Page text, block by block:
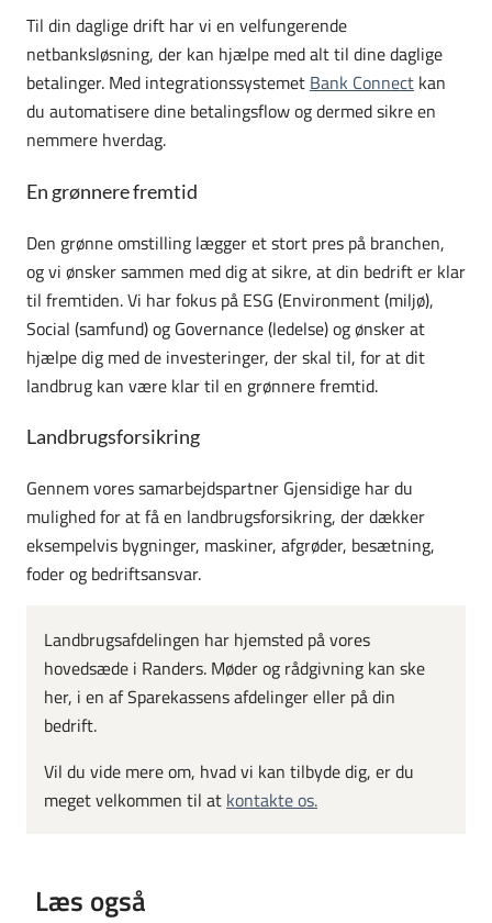
Til din daglige drift har vi en velfungerende
netbanksløsning, der kan hjælpe med alt til dine daglige
betalinger. Med integrationssystemet Bank Connect kan
du automatisere dine betalingsflow og dermed sikre en
nemmere hverdag.
En grønnere fremtid
Den grønne omstilling lægger et stort pres på branchen,
og vi ønsker sammen med dig at sikre, at din bedrift er klar
til fremtiden. Vi har fokus på ESG (Environment (miljø),
Social (samfund) og Governance (ledelse)og ønsker at
hjælpe dig med de investeringer, der skal til, for at dit
landbrug kan være klar til en grønnere fremtid.
Landbrugsforsikring
Gennem vores samarbejdspartner Gjensidige har du
mulighed for at få en landbrugsforsikring, der dækker
eksempelvis bygninger, maskiner, afgrøder, besætning,
foder og bedriftsansvar.
Landbrugsafdelingen har hjemsted på vores
hovedsæde i Randers. Møder og rådgivning kan ske
her, i en af Sparekassens afdelinger eller på din
bedrift.
Vil du vide mere om, hvad vi kan tilbyde dig, er du
meget velkommen til at kontakte os.
Læs også